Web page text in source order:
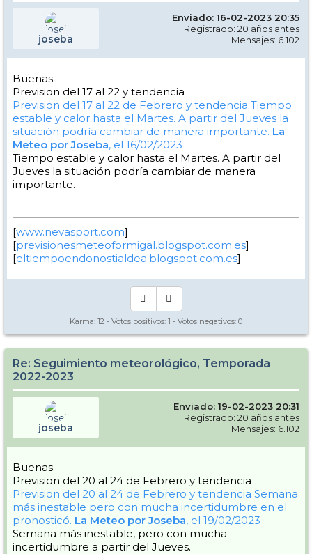
joseba
Enviado: 16-02-2023 20:35
Registrado: 20 años antes
Mensajes: 6.102
Buenas.
Prevision del 17 al 22 y tendencia
Prevision del 17 al 22 de Febrero y tendencia Tiempo
estable y calor hasta el Martes. A partir del Jueves la
situación podría cambiar de manera importante. La
Meteo por Joseba, el 16/02/2023
Tiempo estable y calor hasta el Martes. A partir del
Jueves la situación podría cambiar de manera
importante.
[www.nevasport.com]
[previsionesmeteoformigal.blogspot.com.es]
[eltiempoendonostialdea.blogspot.com.es]
Karma: 12 - Votos positivos: 1 - Votos negativos: 0
Re: Seguimiento meteorológico, Temporada
2022-2023
joseba
Enviado: 19-02-2023 20:31
Registrado: 20 años antes
Mensajes: 6.102
Buenas.
Prevision del 20 al 24 de Febrero y tendencia
Prevision del 20 al 24 de Febrero y tendencia Semana
más inestable pero con mucha incertidumbre en el
pronosticó. La Meteo por Joseba, el 19/02/2023
Semana más inestable, pero con mucha
incertidumbre a partir del Jueves.